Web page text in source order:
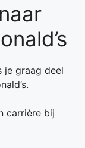
je graag deel
carrière bij